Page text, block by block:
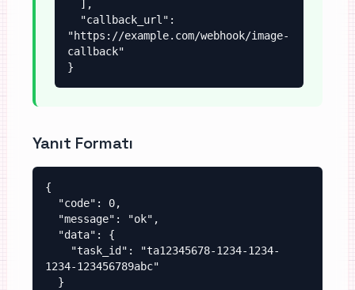
"https://example.com/webhook/image-
callback"
}
Yanıt Formatı
{
1234-123456789abc"